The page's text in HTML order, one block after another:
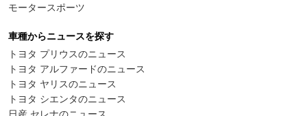
モータースポーツ
車種からニュースを探す
トヨタ プリウスのニュース
トヨタ アルファードのニュース
トヨタ ヤリスのニュース
トヨタ シエンタのニュース
日産 セレナのニュース